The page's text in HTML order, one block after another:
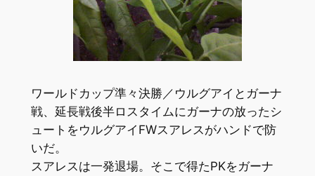
ワールドカップ準々決勝／ウルグアイとガーナ
戦、延長戦後半ロスタイムにガーナの放ったシ
ュートをウルグアイFWスアレスがハンドで防
いだ。
スアレスは一発退場。そこで得たPKをガーナ